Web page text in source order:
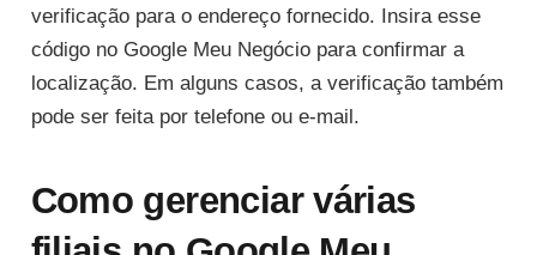
verificação para o endereço fornecido. Insira esse
código no Google Meu Negócio para confirmar a
localização. Em alguns casos, a verificação também
pode ser feita por telefone ou e-mail.
Como gerenciar várias